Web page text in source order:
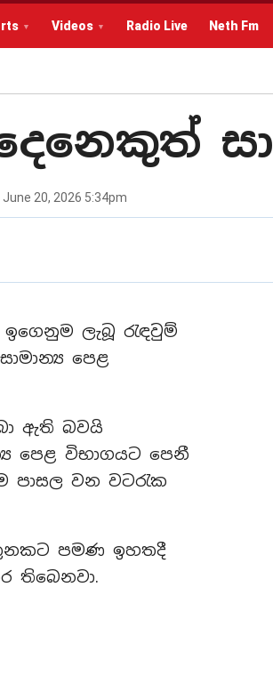
Videos Radio Live Neth Fm
June 20, 2026 5:34pm
ලැබූ රැඳවුම්
පෙළ
ඇති බවයි
පෙළ විභාගයට පෙනී
පාසල වන වටරැක
පමණ ඉහතදී
තිබෙනවා.